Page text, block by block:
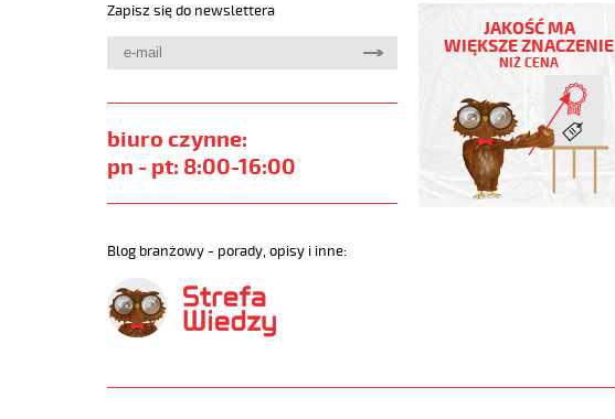
Zapisz się do newslettera
biuro czynne:
pn - pt: 8:00-16:00
Blog branżowy - porady, opisy i inne:
PUR
30G1,5
elastyczny
300/500V
szary,izol.pur
czar.numer
pur-
JAKOŚĆ MA
WIĘKSZE ZNACZENIE
NIŻ CENA